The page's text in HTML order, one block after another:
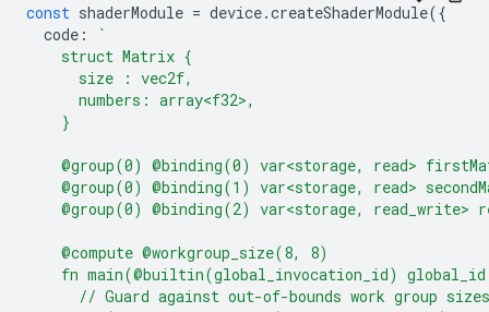
const shaderModule = device.createShaderModule({
code :
`
    struct Matrix {
      size : vec2f,
      numbers: array<f32>,
    }
@group(0) @binding(0) var<storage, read>
@group(0) @binding(1) var<storage, read>
@group(0) @binding(2) var<storage, read_write>
    @compute @workgroup_size(8, 8)
fn main(@builtin(global_invocation_id)
      // Guard against out-of-bounds work group sizes